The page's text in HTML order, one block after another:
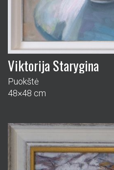
Viktorija Starygina
Puokštė
48×48 cm